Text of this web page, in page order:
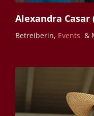
Alexandra Casar
Betreiberin, Events &